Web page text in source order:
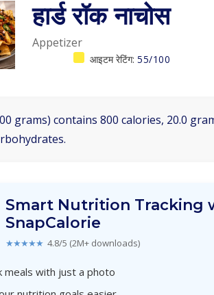
हार्ड रॉक नाचोस
Appetizer
आइटम रेटिंग: 55/100
grams) contains 800 calories, 20.0
Smart Nutrition Tracking
SnapCalorie
★★★★★ 4.8/5 (2M+ downloads)
meals with just a photo